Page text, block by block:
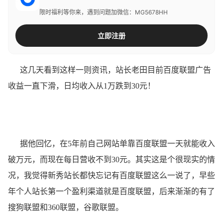
限时福利等你来，遇到问题加微信：MG5678HH
立即注册
这几天看到这样一则资讯，站长老田目前百度联盟广告
收益一直下滑，日均收入从1万跌到30元！
据他回忆，在5年前自己网站单靠百度联盟一天就能收入
破万元，而现在每日营收不到30元。其实这是个很现实的情
况，我觉得新秀站长都快忘记有百度联盟这么一说了，早些
年个人站长第一个盈利渠道就是百度联盟，后来渐渐的有了
搜狗联盟和360联盟，谷歌联盟。